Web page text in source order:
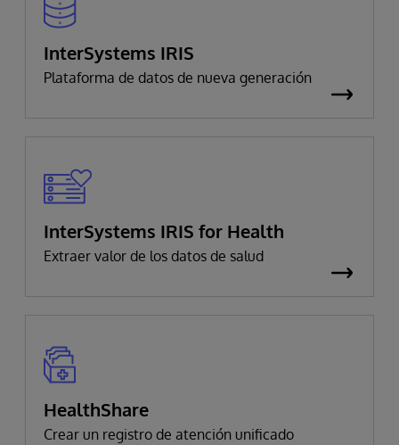
InterSystems IRIS
Plataforma de datos de nueva generación
InterSystems IRIS for Health
Extraer valor de los datos de salud
HealthShare
Crear un registro de atención unificado